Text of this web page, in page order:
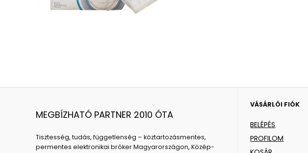
MEGBÍZHATÓ PARTNER 2010 ÓTA
Tisztesség, tudás, függetlenség – köztartozásmentes,
permentes elektronikai bróker Magyarországon, Közép-
VÁSÁRLÓI FIÓK
BELÉPÉS
PROFILOM